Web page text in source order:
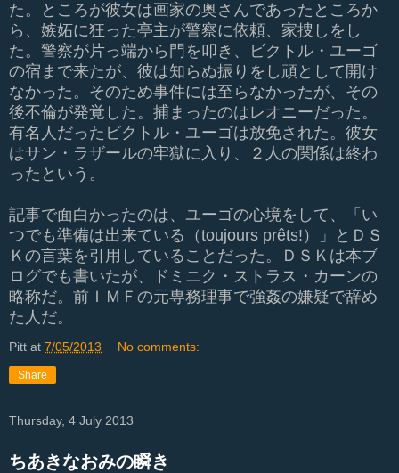
た。ところが彼女は画家の奥さんであったところか
ら、嫉妬に狂った亭主が警察に依頼、家捜しをし
た。警察が片っ端から門を叩き、ビクトル・ユーゴ
の宿まで来たが、彼は知らぬ振りをし頑として開け
なかった。そのため事件には至らなかったが、その
後不倫が発覚した。捕まったのはレオニーだった。
有名人だったビクトル・ユーゴは放免された。彼女
はサン・ラザールの牢獄に入り、２人の関係は終わ
ったという。
記事で面白かったのは、ユーゴの心境をして、「い
つでも準備は出来ている（toujours prêts! ）」とＤＳ
Ｋの言葉を引用していることだった。ＤＳＫは本ブ
ログでも書いたが、ドミニク・ストラス・カーンの
略称だ。前ＩＭＦの元専務理事で強姦の嫌疑で辞め
た人だ。
Pitt at 7/05/2013 No comments:
Share
Thursday, 4 July 2013
ちあきなおみの瞬き